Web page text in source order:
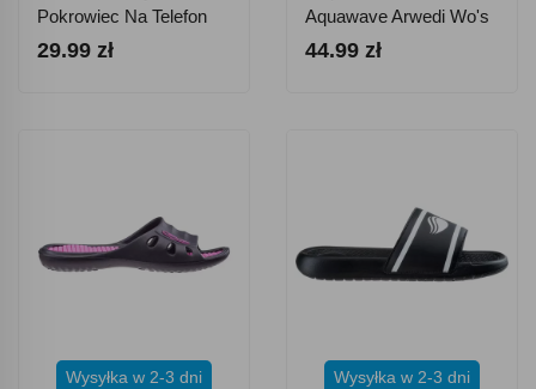
Pokrowiec Na Telefon
Aquawave Neza Cover
29.99 zł
Aquawave Arwedi Wo's
- Granatowe
44.99 zł
Wysyłka w 2-3 dni Wysyłka w 2-3 dni